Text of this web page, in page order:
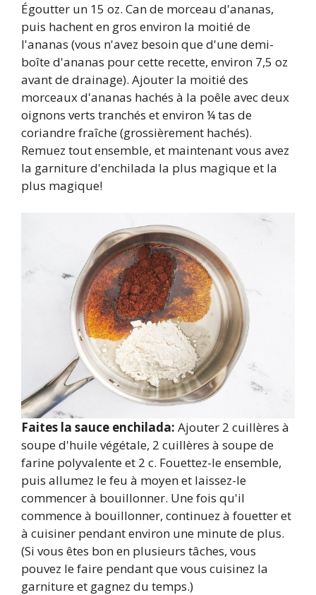
Égoutter un 15 oz. Can de morceau d'ananas,
puis hachent en gros environ la moitié de
l'ananas (vous n'avez besoin que d'une demi-
boîte d'ananas pour cette recette, environ 7,5 oz
avant de drainage). Ajouter la moitié des
morceaux d'ananas hachés à la poêle avec deux
oignons verts tranchés et environ ¼ tas de
coriandre fraîche (grossièrement hachés).
Remuez tout ensemble, et maintenant vous avez
la garniture d'enchilada la plus magique et la
plus magique!
Faites la sauce enchilada: Ajouter 2 cuillères à
soupe d'huile végétale, 2 cuillères à soupe de
farine polyvalente et 2 c. Fouettez-le ensemble,
puis allumez le feu à moyen et laissez-le
commencer à bouillonner. Une fois qu'il
commence à bouillonner, continuez à fouetter et
à cuisiner pendant environ une minute de plus.
(Si vous êtes bon en plusieurs tâches, vous
pouvez le faire pendant que vous cuisinez la
garniture et gagnez du temps.)